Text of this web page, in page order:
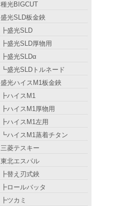
種光BIGCUT
盛光SLD板金鋏
┣盛光SLD
┣盛光SLD厚物用
┣盛光SLDα
┗盛光SLDトルネード
盛光ハイスM1板金鋏
┣ハイスM1
┣ハイスM1厚物用
┣ハイスM1左用
┗ハイスM1蒸着チタン
三菱テスキー
東北エスパル
┣替え刃式鋏
┣ロールバッタ
┣ツカミ